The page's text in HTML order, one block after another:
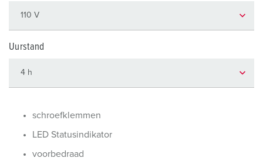
Uurstand
schroefklemmen
LED Statusindikator
voorbedraad